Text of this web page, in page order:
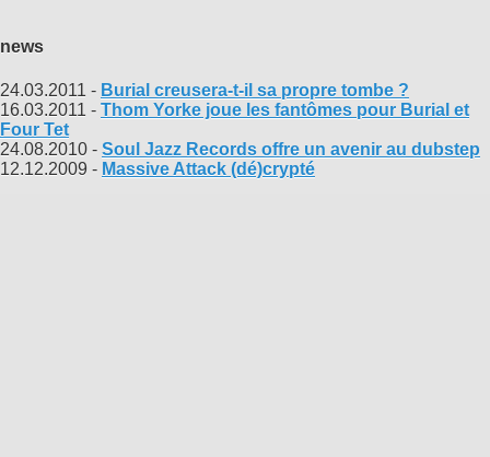
news
24.03.2011 - Burial creusera-t-il sa propre tombe ?
16.03.2011 - Thom Yorke joue les fantômes pour Burial et
Four Tet
24.08.2010 - Soul Jazz Records offre un avenir au dubstep
12.12.2009 - Massive Attack (dé)crypté